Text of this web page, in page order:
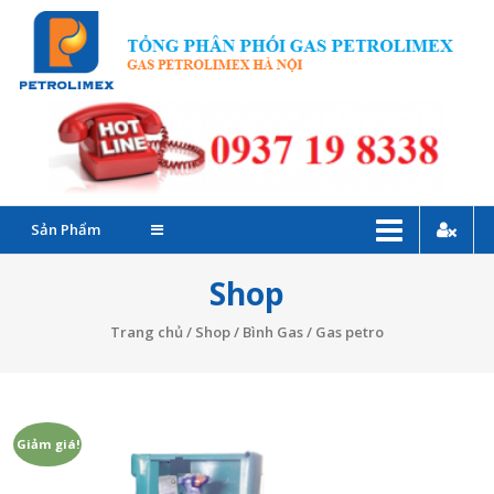
content
Sản Phẩm
Shop
Trang chủ / Shop/ Bình Gas/ Gas petro
Giảm giá!